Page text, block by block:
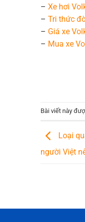
– Xe hơi
– Tri thức
– Giá xe
– Mua xe
Bài viết này
Loại
người Việt